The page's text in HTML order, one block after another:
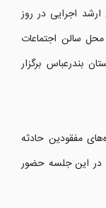
ارشد اجرایی در روز
اردیبهشت ۱۴۰۴ رأس ساعت ۱۶ در محل سالن اجتماعات
بندرعباس برگزار
مفقودین حادثه
در این جلسه حضور